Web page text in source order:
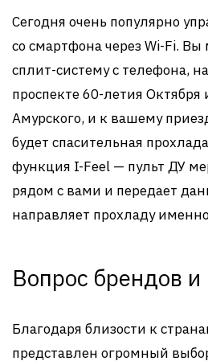
Сегодня очень популярно
со смартфона через Wi-Fi.
сплит-систему с телефона,
проспекте 60-летия
Амурского, и к вашему
будет спасительная
функция I-Feel — пульт ДУ
рядом с вами и передает
направляет прохладу
Вопрос брендов
Благодаря близости к
представлен огромный